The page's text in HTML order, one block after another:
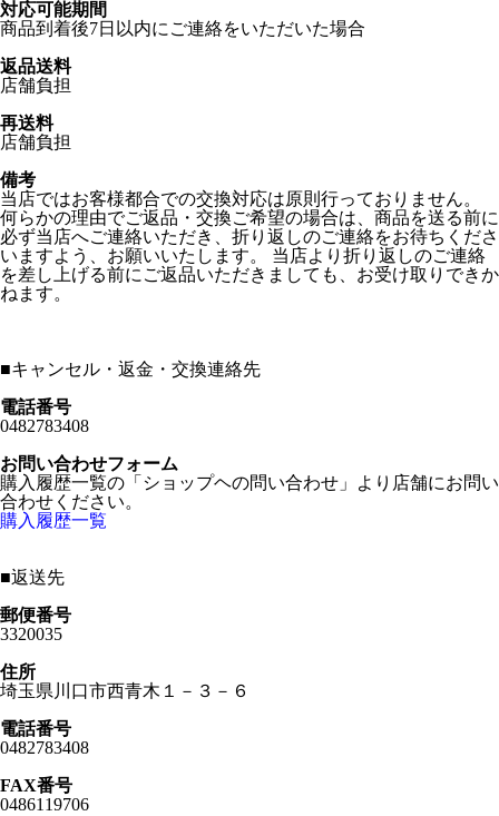
対応可能期間
商品到着後7日以内にご連絡をいただいた場合
返品送料
店舗負担
再送料
店舗負担
備考
当店ではお客様都合での交換対応は原則行っておりません。
何らかの理由でご返品・交換ご希望の場合は、商品を送る前に
必ず当店へご連絡いただき、折り返しのご連絡をお待ちくださ
いますよう、お願いいたします。 当店より折り返しのご連絡
を差し上げる前にご返品いただきましても、お受け取りできか
ねます。
■キャンセル・返金・交換連絡先
電話番号
0482783408
お問い合わせフォーム
購入履歴一覧の「ショップヘの問い合わせ」より店舗にお問い
合わせください。
購入履歴一覧
■返送先
郵便番号
3320035
住所
埼玉県川口市西青木１－３－６
電話番号
0482783408
FAX番号
0486119706